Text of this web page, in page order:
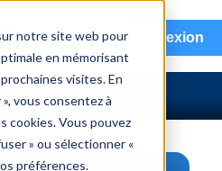
notre site web pour
en mémorisant
visites. En
vous consentez à
cookies. Vous pouvez
» ou sélectionner «
préférences.
Connexion